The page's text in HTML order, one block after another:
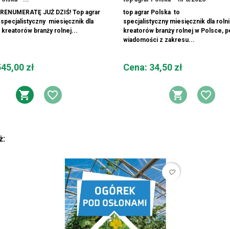
ŻYCZEŃ
JUŻ DZIŚ! Top agrar
miesięcznik dla
branży rolnej...
zł
DODAJ DO KOSZYKA
DODAJ DO LISTY ŻYCZEŃ
top agrar Polska to
specjalistyczny miesięcznik dla
kreatorów branży rolnej w Polsce,
wiadomości z zakresu...
Cena
Cena: 34,50 zł
DODAJ
favorite_border